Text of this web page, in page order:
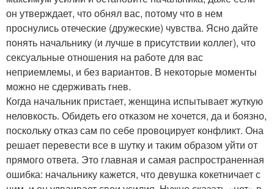
он утверждает, что обнял вас, потому что в нем
проснулись отеческие (дружеские) чувства. Ясно дайте
понять начальнику (и лучше в присутствии коллег), что
сексуальные отношения на работе для вас
неприемлемы, и без вариантов. В некоторые моменты
можно не сдерживать гнев.
Когда начальник пристает, женщина испытывает жуткую
неловкость. Обидеть его отказом не хочется, да и боязно,
поскольку отказ сам по себе провоцирует конфликт. Она
решает перевести все в шутку и таким образом уйти от
прямого ответа. Это главная и самая распространенная
ошибка: начальнику кажется, что девушка кокетничает с